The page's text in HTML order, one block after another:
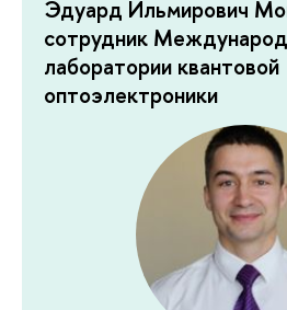
Эдуард Ильмирович
сотрудник
лаборатории квантовой
оптоэлектроники